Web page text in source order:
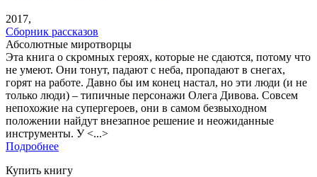
2017,
Сборник рассказов
Абсолютные миротворцы
Эта книга о скромных героях, которые не сдаются, потому что
не умеют. Они тонут, падают с неба, пропадают в снегах,
горят на работе. Давно бы им конец настал, но эти люди (и не
только люди) – типичные персонажи Олега Дивова. Совсем
непохожие на супергероев, они в самом безвыходном
положении найдут внезапное решение и неожиданные
инструменты. У <...>
Подробнее
Купить книгу